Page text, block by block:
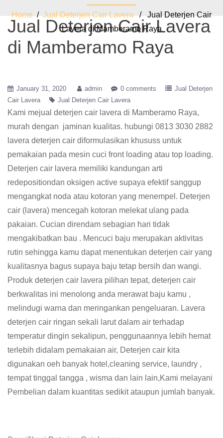
Home / Jual Deterjen Cair Lavera / Jual Deterjen Cair
Lavera di Mamberamo Raya
Jual Deterjen Cair Lavera
di Mamberamo Raya
January 31, 2020 admin 0 comments
Jual Deterjen
Cair Lavera
Jual Deterjen Cair Lavera
Kami mejual deterjen cair lavera di Mamberamo Raya,
murah dengan jaminan kualitas. hubungi 0813 3030 2882
lavera deterjen cair diformulasikan khususs untuk
pemakaian pada mesin cuci front loading atau top loading.
Deterjen cair lavera memiliki kandungan arti
redepositiondan oksigen active supaya efektif sanggup
mengangkat noda atau kotoran yang menempel. Deterjen
cair (lavera) mencegah kotoran melekat ulang pada
pakaian. Cucian direndam sebagian hari tidak
mengakibatkan bau . Mencuci baju merupakan aktivitas
rutin sehingga kamu dapat menentukan deterjen cair yang
kualitasnya bagus supaya baju tetap bersih dan wangi.
Produk deterjen cair lavera pilihan tepat, deterjen cair
berkwalitas ini menolong anda merawat baju kamu ,
melindugi warna dan meringankan pengeluaran. Lavera
deterjen cair ringan sekali larut dalam air terhadap
temperatur dingin sekalipun, penggunaannya lebih hemat
terlebih didalam pemakaian air, Deterjen cair kita
digunakan oeh banyak hotel,cleaning service, laundry ,
tempat tinggal tangga , wisma dan lain lain,Kami melayani
Pembelian dalam kuantitas sedikit ataupun jumlah banyak.